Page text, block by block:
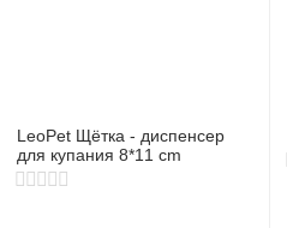
LeoPet Щётка - диспенсер
для купания 8*11 cm